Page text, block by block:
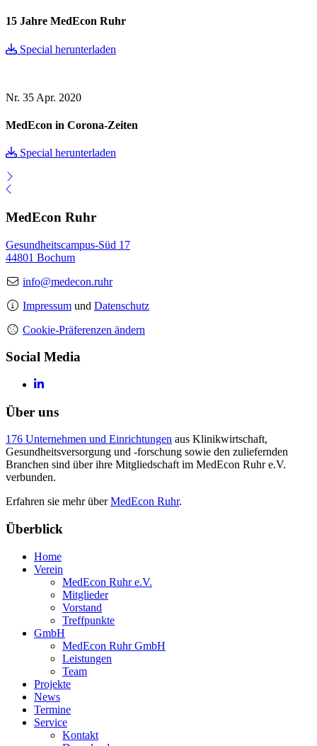
15 Jahre MedEcon Ruhr
Special herunterladen
Nr. 35 Apr. 2020
MedEcon in Corona-Zeiten
Special herunterladen
MedEcon Ruhr
Gesundheitscampus-Süd 17
44801 Bochum
info@medecon.ruhr
Impressum und Datenschutz
Cookie-Präferenzen ändern
Social Media
Über uns
176 Unternehmen und Einrichtungen aus Klinikwirtschaft,
Gesundheitsversorgung und -forschung sowie den zuliefernden
Branchen sind über ihre Mitgliedschaft im MedEcon Ruhr e.V.
verbunden.
Erfahren sie mehr überMedEcon Ruhr.
Überblick
Home
Verein
MedEcon Ruhr e.V.
Mitglieder
Vorstand
Treffpunkte
GmbH
MedEcon Ruhr GmbH
Leistungen
Team
Projekte
News
Termine
Service
Kontakt